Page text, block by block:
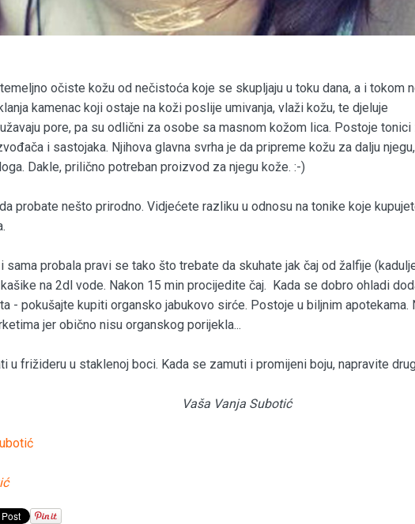
očiste kožu od nečistoća koje se skupljaju u toku dana, a i tokom
kamenac koji ostaje na koži poslije umivanja, vlaži kožu, te djeluje
pore, pa su odlični za osobe sa masnom kožom lica. Postoje
i sastojaka. Njihova glavna svrha je da pripreme kožu za dalju njegu,
Dakle, prilično potreban proizvod za njegu kože. :-)
probate nešto prirodno. Vidjećete razliku u odnosu na tonike koje
sama probala pravi se tako što trebate da skuhate jak čaj od žalfije
na 2dl vode. Nakon 15 min procijedite čaj. Kada se dobro ohladi
- pokušajte kupiti organsko jabukovo sirće. Postoje u biljnim apotekama.
jer obično nisu organskog porijekla...
u frižideru u staklenoj boci. Kada se zamuti i promijeni boju, napravite
Vaša Vanja Subotić